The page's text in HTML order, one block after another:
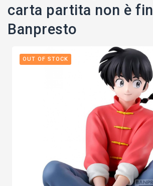
carta partita non è
Banpresto
OUT OF STOCK